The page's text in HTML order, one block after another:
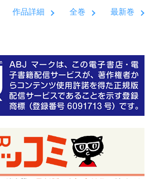
作品詳細 全巻 最新巻